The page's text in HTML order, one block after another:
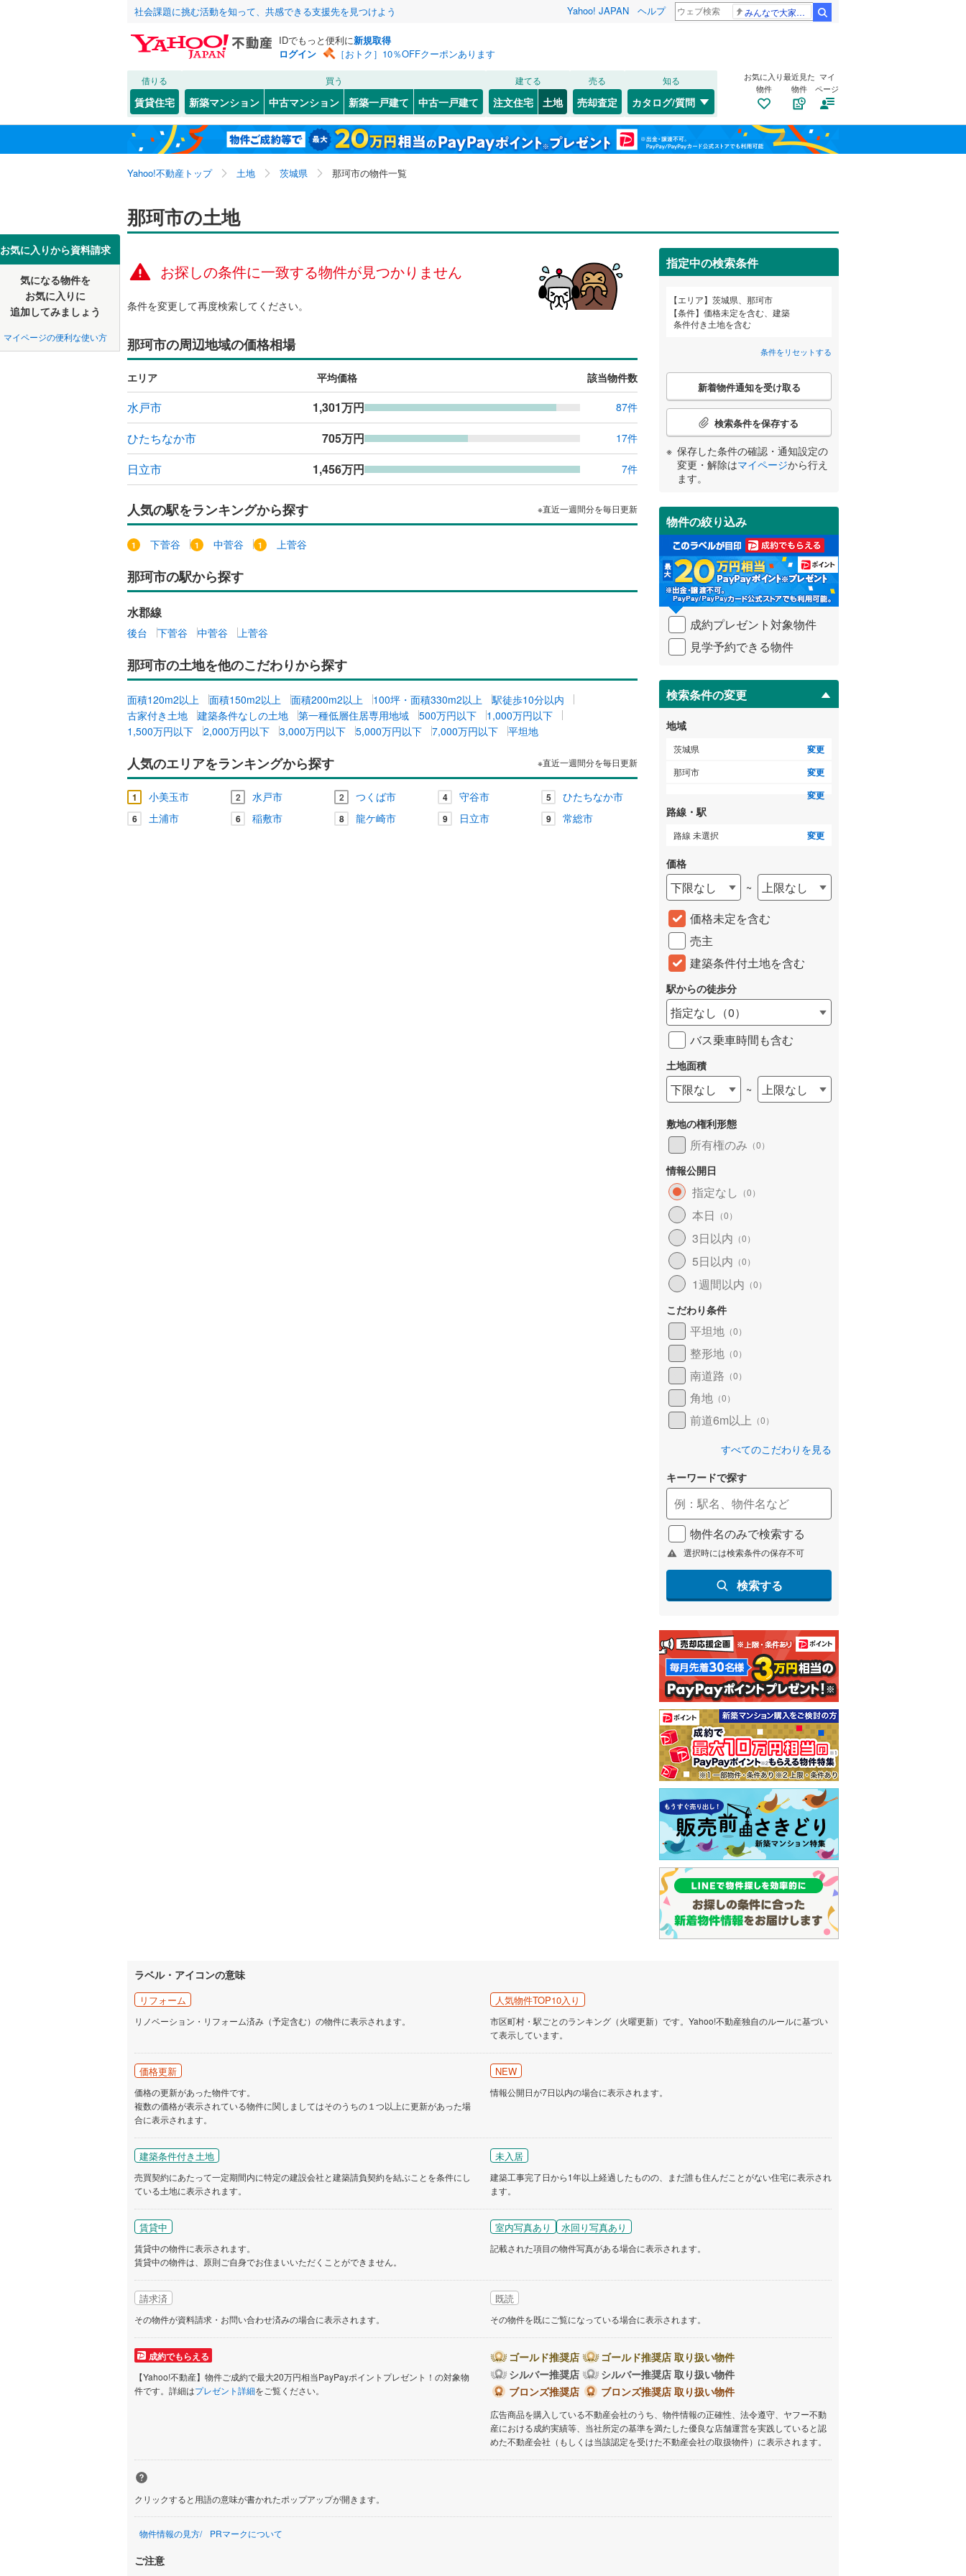
社会課題に挑む活動を知って、共感できる支援先を見つけよう Yahoo! JAPAN ヘルプ みんなで大家さん 2881億円
IDでもっと便利に新規取得
ログイン
［おトク］10％OFFクーポンあります
借りる
賃貸住宅
買う
新築マンション 中古マンション 新築一戸建て 中古一戸建て
建てる
注文住宅 土地
売る
売却査定
知る
カタログ/質問
お気に入り
物件
最近見た
物件
マイ
ページ
Yahoo!不動産トップ 土地 茨城県 那珂市の物件一覧
お気に入りから資料請求
気になる物件を
お気に入りに
追加してみましょう
マイページの便利な使い方
那珂市の土地
お探しの条件に一致する物件が見つかりません
条件を変更して再度検索してください。
那珂市の周辺地域の価格相場
エリア 平均価格 該当物件数
水戸市 1,301万円 87件
ひたちなか市 705万円 17件
日立市 1,456万円 7件
人気の駅をランキングから探す ※直近一週間分を毎日更新
下菅谷 中菅谷 上菅谷
那珂市の駅から探す
水郡線
後台 下菅谷 中菅谷 上菅谷
那珂市の土地を他のこだわりから探す
面積120m2以上 面積150m2以上 面積200m2以上 100坪・面積330m2以上
駅徒歩10分以内
古家付き土地
建築条件なしの土地 第一種低層住居専用地域 500万円以下
1,000万円以下
1,500万円以下
2,000万円以下 3,000万円以下 5,000万円以下 7,000万円以下 平坦地
人気のエリアをランキングから探す ※直近一週間分を毎日更新
1 小美玉市 2 水戸市 2 つくば市 4 守谷市 5 ひたちなか市
6 土浦市 6 稲敷市 8 龍ケ崎市 9 日立市 9 常総市
指定中の検索条件
エリア
茨城県、那珂市
条件
価格未定を含む、建築
条件付き土地を含む
条件をリセットする
こ
検
条
件
受
け
取
る
・
条
件
を
イ
ペ
ジ
に
保
存
す
る
新着物件通知を受け取る
検索条件を保存する
保存した条件の確認・通知設定の
変更・解除はマイページから行え
ます。
物件の絞り込み
成約プレゼント対象物件
見学予約できる物件
検索条件の変更
地域
茨城県 変更
那珂市
変更
変更
路線・駅
路線 未選択 変更
価格
下限なし ~
上限なし
価格未定を含む
売主
建築条件付土地を含む
駅からの徒歩分
指定なし （0）
バス乗車時間も含む
土地面積
下限なし ~ 上限なし
敷地の権利形態
所有権のみ （0）
情報公開日
指定なし （0）
本日 （0）
3日以内 （0）
5日以内 （0）
1週間以内 （0）
こだわり条件
平坦地 （0）
整形地 （0）
南道路 （0）
角地 （0）
前道6m以上 （0）
すべてのこだわりを見る
キーワードで探す
物件名のみで検索する
選択時には検索条件の保存不可
検索する
ラベル・アイコンの意味
リフォーム
リノベーション・リフォーム済み（予定含む）の物件に表示されます。
人気物件TOP10入り
市区町村・駅ごとのランキング（火曜更新）です。Yahoo!不動産独自のルールに基づい
て表示しています。
価格更新
価格の更新があった物件です。
複数の価格が表示されている物件に関しましてはそのうちの１つ以上に更新があった場
合に表示されます。
NEW
情報公開日が7日以内の場合に表示されます。
建築条件付き土地
売買契約にあたって一定期間内に特定の建設会社と建築請負契約を結ぶことを条件にし
ている土地に表示されます。
未入居
建築工事完了日から1年以上経過したものの、まだ誰も住んだことがない住宅に表示され
ます。
賃貸中
賃貸中の物件に表示されます。
賃貸中の物件は、原則ご自身でお住まいいただくことができません。
室内写真あり 水回り写真あり
記載された項目の物件写真がある場合に表示されます。
請求済
その物件が資料請求・お問い合わせ済みの場合に表示されます。
既読
その物件を既にご覧になっている場合に表示されます。
成約でもらえる
【Yahoo!不動産】物件ご成約で最大20万円相当PayPayポイントプレゼント！の対象物
件です。詳細はプレゼント詳細をご覧ください。
ゴールド推奨店
ゴールド推奨店 取り扱い物件
シルバー推奨店
シルバー推奨店 取り扱い物件
ブロンズ推奨店
ブロンズ推奨店 取り扱い物件
広告商品を購入している不動産会社のうち、物件情報の正確性、法令遵守、ヤフー不動
産における成約実績等、当社所定の基準を満たした優良な店舗運営を実践していると認
めた不動産会社（もしくは当該認定を受けた不動産会社の取扱物件）に表示されます。
クリックすると用語の意味が書かれたポップアップが開きます。
物件情報の見方 PRマークについて
ご注意
北海道 北海道
東北 青森 岩手 宮城 秋田 山形 福島
関東 東京 神奈川
信越・北陸
奈良
四国 徳島 香川 愛媛 高知
佐賀 長崎 熊本 鹿児島 沖縄
この条件で検索する 市区町村を選択する
水戸市(87) 日立市(7) 土浦市(5)
古河市(30) 石岡市(9) 結城市(4)
龍ケ崎市 ( )
笠間市(17) 取手市(10) 牛久市(13)
つくば市 (31) (17 鹿嶋市(35)
坂東市(22)
稲敷市
3) 鉾田市(20)
つくばみらい市(0 東茨城郡茨城町(9)
東茨城郡大洗町(1) 東茨城郡城里町(3) 那珂郡東海村(1)
久慈郡大子町(0) 稲敷郡美浦村(1) 稲敷郡阿見町(4)
稲敷郡河内町(1) 結城郡八千代町(4) 猿島郡五霞町
猿島郡境町
北相馬郡利根町(1)
この条件で検索する 市区町村以下を選択する
鴻巣(2) 後台(1) 古徳(1)
菅谷(2) 津田(1) 中台(1)
福田(1
この条件で検索する
JR 東北本線(0) 常磐線(0) 水郡線(0)
水戸線(0)
湘南新宿ライン（宇都宮～逗子）
(0)
鹿島線(0)
この条件で検索する 駅を選択する
この条件で検索する
こだわり条件 配置、向き、建ち方、日当たり
前道6m以上（0） 角地（0） 南道路（0）
平坦地（0） 整形地（0） 古家あり（0）
最寄りの駅が始発駅 （0） 海まで2km以内（0）
オンライン内見(相談)可
オンライン対応とは？ 詳しく見る
この条件で検索する
検索条件を保存しました
この検索条件の新着物件通知は、 マイページから設定できます。
茨城県、那珂市、価格未定を含む、建築条件付き土地を
マイページ